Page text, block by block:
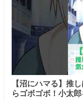
【沼にハマる】推
らゴボゴボ！小太